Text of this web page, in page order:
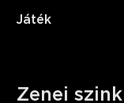
Játék
Zenei